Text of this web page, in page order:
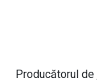
Producătorul de